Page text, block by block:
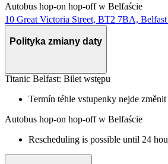
Autobus hop-on hop-off w Belfaście
10 Great Victoria Street, BT2 7BA, Belfast
Polityka zmiany daty
Titanic Belfast: Bilet wstępu
Termín téhle vstupenky nejde změnit
Autobus hop-on hop-off w Belfaście
Rescheduling is possible until 24